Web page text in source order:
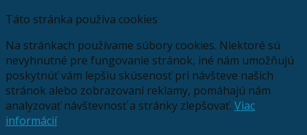
Táto stránka používa cookies
Na stránkach používame súbory cookies. Niektoré sú
nevyhnutné pre fungovanie stránok, iné nám umožňujú
poskytnúť vám lepšiu skúsenosť pri návšteve našich
stránok alebo zobrazovaní reklamy, pomáhajú nám
analyzovať návštevnosť a stránky zlepšovať. Viac
informácií